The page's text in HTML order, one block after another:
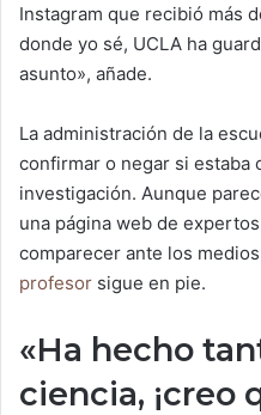
Instagram que recibió más
donde yo sé, UCLA ha
asunto», añade.
La administración de la
confirmar o negar si estaba
investigación. Aunque
una página web de
comparecer ante los
profesor sigue en pie.
«Ha hecho
ciencia, ¡creo